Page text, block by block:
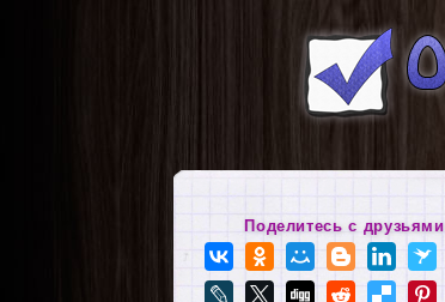
Поделитесь с друзьями